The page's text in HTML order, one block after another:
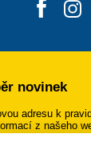
novinek
adresu k
z našeho